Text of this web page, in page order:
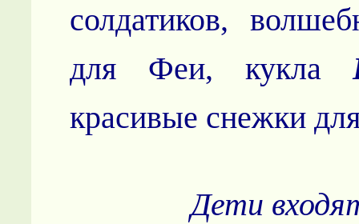
солдатиков,
для Феи, кукла
красивые снежки
Дети